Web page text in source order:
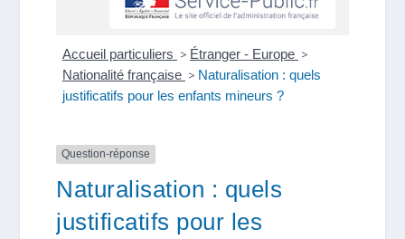
Accueil particuliers > Étranger - Europe >
Nationalité française > Naturalisation : quels
justificatifs pour les enfants mineurs ?
Question-réponse
Naturalisation : quels
justificatifs pour les